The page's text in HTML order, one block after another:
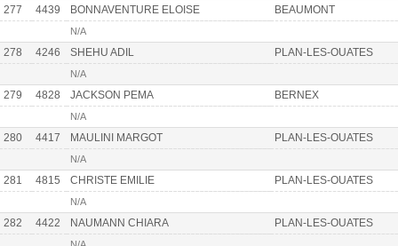
277 4439 BONNAVENTURE ELOISE BEAUMONT
N/A
278 4246 SHEHU ADIL PLAN-LES-OUATES
N/A
279 4828 JACKSON PEMA BERNEX
N/A
280 4417 MAULINI MARGOT PLAN-LES-OUATES
N/A
281 4815 CHRISTE EMILIE PLAN-LES-OUATES
N/A
282 4422 NAUMANN CHIARA PLAN-LES-OUATES